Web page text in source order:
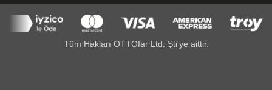
Tüm Hakları OTTOfar Ltd. Şti'ye aittir.